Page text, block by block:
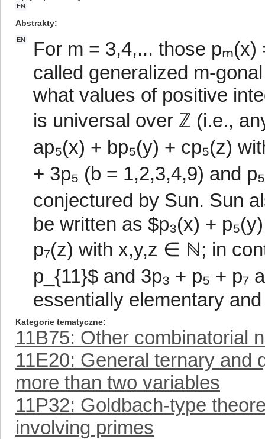
EN
Abstrakty
EN
For m = 3,4,... those
called generalized m-
what values of positive
is universal over ℤ (i.e.,
ap₅(x) + bp₅(y) + cp₅(z)
+ 3p₅ (b = 1,2,3,4,9) and
conjectured by Sun. Sun
be written as $p₃(x) +
p₇(z) with x,y,z ∈ ℕ; in
p_{11}$ and 3p₃ + p₅ +
essentially elementary
Kategorie tematyczne
11B75: Other combinatorial
11E20: General ternary and
more than two variables
11P32: Goldbach-type
involving primes